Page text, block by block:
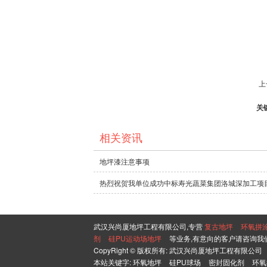
关
相关资讯
地坪漆注意事项
热烈祝贺我单位成功中标寿光蔬菜集团洛城深加工
武汉兴尚厦地坪工程有限公司,专营复古地坪
环氧拼
剂
硅PU运动场地坪
等业务,有意向的客户请咨询我
CopyRight © 版权所有:武汉兴尚厦地坪工程有限公司
本站关键字:环氧地坪 硅PU球场 密封固化剂 环